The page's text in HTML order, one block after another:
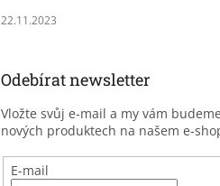
22.11.2023
Odebírat newsletter
Vložte svůj e-mail a my vám
nových produktech na našem e-
E-mail